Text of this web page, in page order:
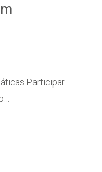
Participar